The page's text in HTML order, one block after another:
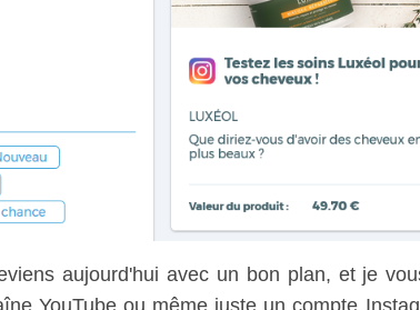
aujourd'hui avec un bon plan, et je